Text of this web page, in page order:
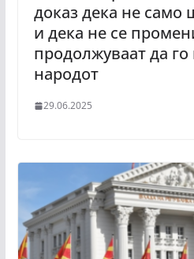
доказ дека не само
и дека не се
продолжуваат да го
народот
29.06.2025